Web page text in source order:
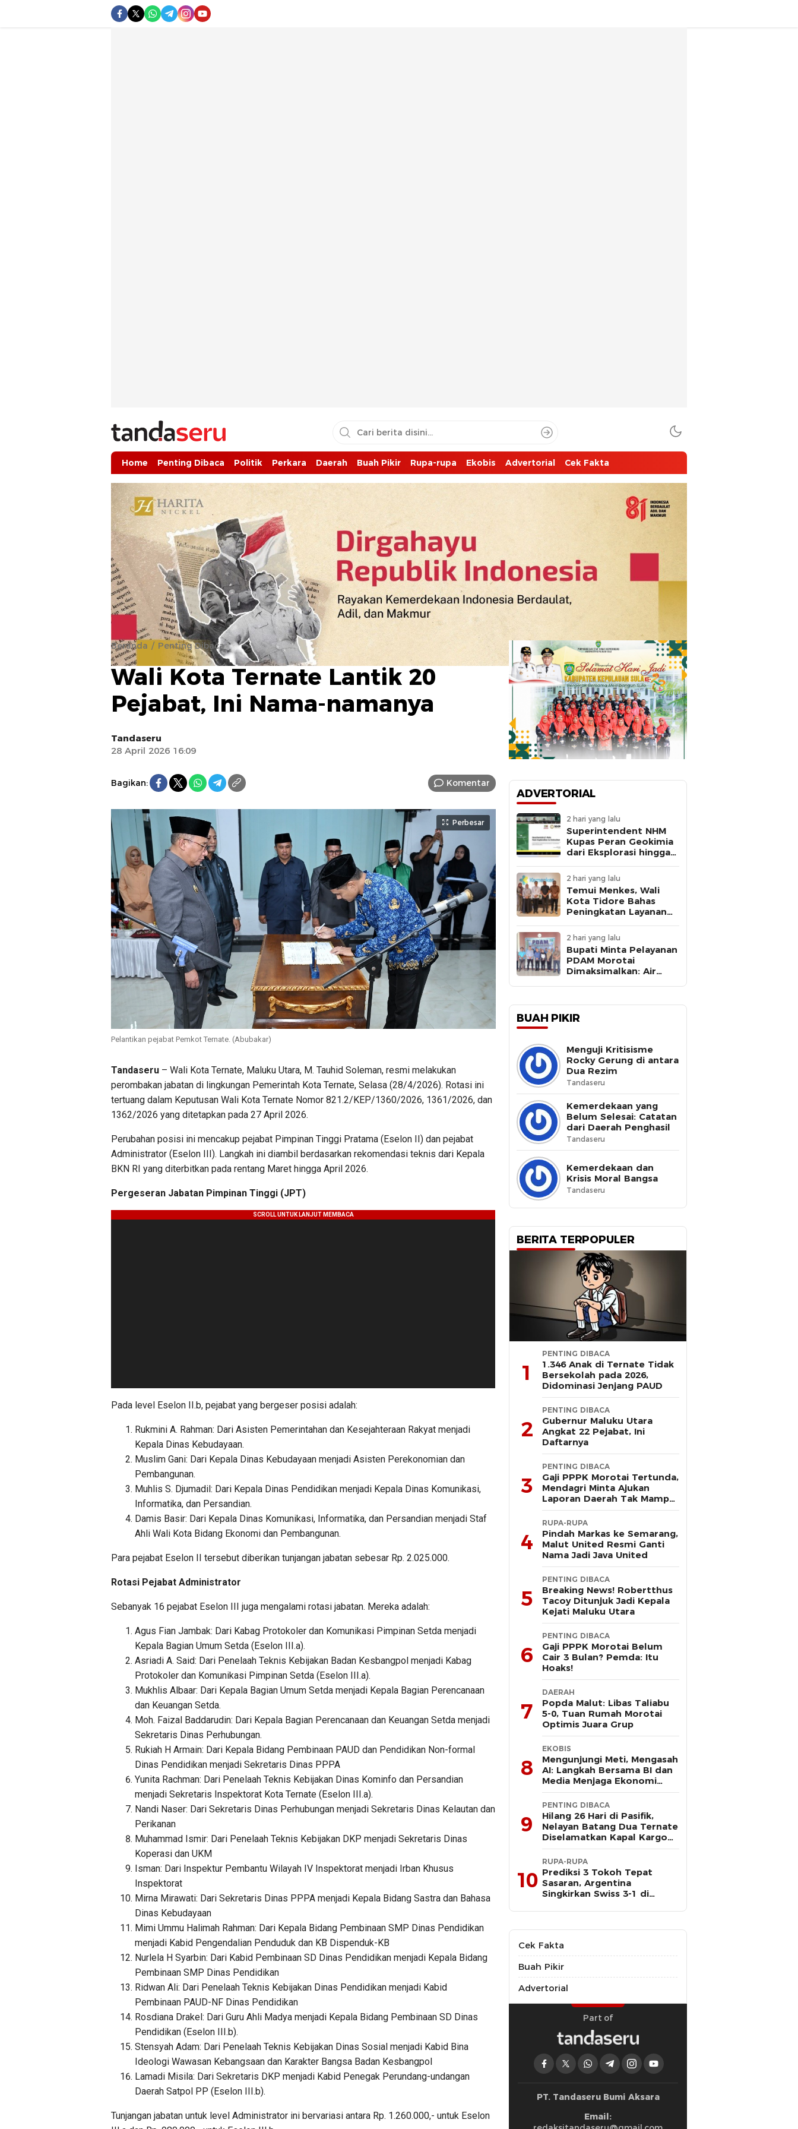
tandaseru.com | Penting Dibaca
tandaseru.com
Home Penting Dibaca Politik Perkara Daerah Buah Pikir Rupa-rupa Ekobis Advertorial Cek Fakta
Beranda Penting Dibaca
Wali Kota Ternate Lantik 20
Pejabat, Ini Nama-namanya
Tandaseru
28 April 2026 16:09
Bagikan: Komentar
Perbesar
Pelantikan pejabat Pemkot Ternate. (Abubakar)
Tandaseru – Wali Kota Ternate, Maluku Utara, M. Tauhid Soleman, resmi melakukan
perombakan jabatan di lingkungan Pemerintah Kota Ternate, Selasa (28/4/2026). Rotasi ini
tertuang dalam Keputusan Wali Kota Ternate Nomor 821.2/KEP/1360/2026, 1361/2026, dan
1362/2026 yang ditetapkan pada 27 April 2026.
Perubahan posisi ini mencakup pejabat Pimpinan Tinggi Pratama (Eselon II) dan pejabat
Administrator (Eselon III). Langkah ini diambil berdasarkan rekomendasi teknis dari Kepala
BKN RI yang diterbitkan pada rentang Maret hingga April 2026.
Pergeseran Jabatan Pimpinan Tinggi (JPT)
Pada level Eselon II.b, pejabat yang bergeser posisi adalah:
Rukmini A. Rahman: Dari Asisten Pemerintahan dan Kesejahteraan Rakyat menjadi
Kepala Dinas Kebudayaan.
Muslim Gani: Dari Kepala Dinas Kebudayaan menjadi Asisten Perekonomian dan
Pembangunan.
Muhlis S. Djumadil: Dari Kepala Dinas Pendidikan menjadi Kepala Dinas Komunikasi,
Informatika, dan Persandian.
Damis Basir: Dari Kepala Dinas Komunikasi, Informatika, dan Persandian menjadi Staf
Ahli Wali Kota Bidang Ekonomi dan Pembangunan.
Para pejabat Eselon II tersebut diberikan tunjangan jabatan sebesar Rp. 2.025.000.
Rotasi Pejabat Administrator
Sebanyak 16 pejabat Eselon III juga mengalami rotasi jabatan. Mereka adalah:
Agus Fian Jambak: Dari Kabag Protokoler dan Komunikasi Pimpinan Setda menjadi
Kepala Bagian Umum Setda (Eselon III.a).
Asriadi A. Said: Dari Penelaah Teknis Kebijakan Badan Kesbangpol menjadi Kabag
Protokoler dan Komunikasi Pimpinan Setda (Eselon III.a).
Mukhlis Albaar: Dari Kepala Bagian Umum Setda menjadi Kepala Bagian Perencanaan
dan Keuangan Setda.
Moh. Faizal Baddarudin: Dari Kepala Bagian Perencanaan dan Keuangan Setda menjadi
Sekretaris Dinas Perhubungan.
Rukiah H Armain: Dari Kepala Bidang Pembinaan PAUD dan Pendidikan Non-formal
Dinas Pendidikan menjadi Sekretaris Dinas PPPA
Yunita Rachman: Dari Penelaah Teknis Kebijakan Dinas Kominfo dan Persandian
menjadi Sekretaris Inspektorat Kota Ternate (Eselon III.a).
Nandi Naser: Dari Sekretaris Dinas Perhubungan menjadi Sekretaris Dinas Kelautan dan
Perikanan
Muhammad Ismir: Dari Penelaah Teknis Kebijakan DKP menjadi Sekretaris Dinas
Koperasi dan UKM
Isman: Dari Inspektur Pembantu Wilayah IV Inspektorat menjadi Irban Khusus
Inspektorat
Mirna Mirawati: Dari Sekretaris Dinas PPPA menjadi Kepala Bidang Sastra dan Bahasa
Dinas Kebudayaan
Mimi Ummu Halimah Rahman: Dari Kepala Bidang Pembinaan SMP Dinas Pendidikan
menjadi Kabid Pengendalian Penduduk dan KB Dispenduk-KB
Nurlela H Syarbin: Dari Kabid Pembinaan SD Dinas Pendidikan menjadi Kepala Bidang
Pembinaan SMP Dinas Pendidikan
Ridwan Ali: Dari Penelaah Teknis Kebijakan Dinas Pendidikan menjadi Kabid
Pembinaan PAUD-NF Dinas Pendidikan
Rosdiana Drakel: Dari Guru Ahli Madya menjadi Kepala Bidang Pembinaan SD Dinas
Pendidikan (Eselon III.b).
Stensyah Adam: Dari Penelaah Teknis Kebijakan Dinas Sosial menjadi Kabid Bina
Ideologi Wawasan Kebangsaan dan Karakter Bangsa Badan Kesbangpol
Lamadi Misila: Dari Sekretaris DKP menjadi Kabid Penegak Perundang-undangan
Daerah Satpol PP (Eselon III.b).
Tunjangan jabatan untuk level Administrator ini bervariasi antara Rp. 1.260.000,- untuk Eselon
ADVERTORIAL
2 hari yang lalu
Superintendent NHM
Kupas Peran Geokimia
dari Eksplorasi hingga
Webinar MGEI-SC UNG
2 hari yang lalu
Temui Menkes, Wali
Kota Tidore Bahas
Peningkatan Layanan
2 hari yang lalu
Bupati Minta Pelayanan
PDAM Morotai
Dimaksimalkan: Air
BUAH PIKIR
Menguji Kritisisme
Rocky Gerung di antara
Dua Rezim
Tandaseru
Kemerdekaan yang
Belum Selesai: Catatan
dari Daerah Penghasil
Tandaseru
Kemerdekaan dan
Krisis Moral Bangsa
Tandaseru
BERITA TERPOPULER
1
PENTING DIBACA
1.346 Anak di Ternate Tidak
Bersekolah pada 2026,
Didominasi Jenjang PAUD
2
PENTING DIBACA
Gubernur Maluku Utara
Angkat 22 Pejabat, Ini
Daftarnya
3
PENTING DIBACA
Gaji PPPK Morotai Tertunda,
Mendagri Minta Ajukan
Laporan Daerah Tak Mampu
Bayar Pegawai
4
RUPA-RUPA
Pindah Markas ke Semarang,
Malut United Resmi Ganti
Nama Jadi Java United
5
PENTING DIBACA
Breaking News! Robertthus
Tacoy Ditunjuk Jadi Kepala
Kejati Maluku Utara
6
PENTING DIBACA
Gaji PPPK Morotai Belum
Cair 3 Bulan? Pemda: Itu
Hoaks!
7
DAERAH
Popda Malut: Libas Taliabu
5-0, Tuan Rumah Morotai
Optimis Juara Grup
8
EKOBIS
Mengunjungi Meti, Mengasah
AI: Langkah Bersama BI dan
Media Menjaga Ekonomi
Maluku Utara
9
PENTING DIBACA
Hilang 26 Hari di Pasifik,
Nelayan Batang Dua Ternate
Diselamatkan Kapal Kargo
Prancis
10
RUPA-RUPA
Prediksi 3 Tokoh Tepat
Sasaran, Argentina
Singkirkan Swiss 3-1 di
Cek Fakta
Buah Pikir
Advertorial
Part of
PT. Tandaseru Bumi Aksara
Email: